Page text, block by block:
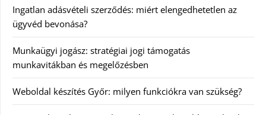
Ingatlan adásvételi szerződés: miért elengedhetetlen az
ügyvéd bevonása?
Munkaügyi jogász: stratégiai jogi támogatás
munkavitákban és megelőzésben
Weboldal készítés Győr: milyen funkciókra van szükség?